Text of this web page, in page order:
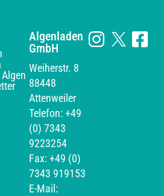
Algenladen
GmbH
Weiherstr. 8
88448
Attenweiler
Telefon: +49
(0) 7343
9223254
Fax: +49 (0)
7343 919153
E-Mail: